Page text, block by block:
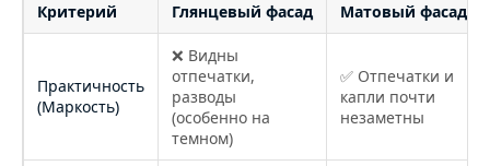
Критерий Глянцевый фасад Матовый фасад
Практичность
(Маркость)
❌ Видны
отпечатки,
разводы
(особенно на
темном)
✅ Отпечатки и
капли почти
незаметны